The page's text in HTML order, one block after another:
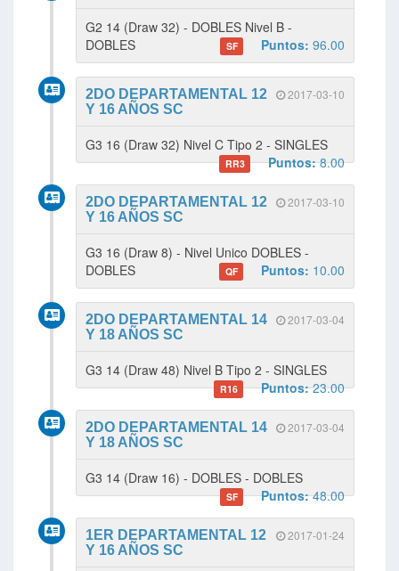
G2 14 (Draw 32) - DOBLES Nivel B -
DOBLES
SF Puntos: 96.00
2017-03-10
2DO DEPARTAMENTAL 12
Y 16 AÑOS SC
G3 16 (Draw 32) Nivel C Tipo 2 - SINGLES
RR3 Puntos:8.00
2017-03-10
2DO DEPARTAMENTAL 12
Y 16 AÑOS SC
G3 16 (Draw 8) - Nivel Unico DOBLES -
DOBLES
QF Puntos: 10.00
2017-03-04
2DO DEPARTAMENTAL 14
Y 18 AÑOS SC
G3 14 (Draw 48) Nivel B Tipo 2 - SINGLES
R16 Puntos:23.00
2017-03-04
2DO DEPARTAMENTAL 14
Y 18 AÑOS SC
G3 14 (Draw 16) - DOBLES - DOBLES
SF Puntos:48.00
2017-01-24
1ER DEPARTAMENTAL 12
Y 16 AÑOS SC